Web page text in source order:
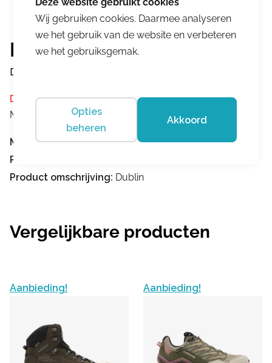
Lowa
Dublin
Dit product is momenteel niet op voorraad.
Merk:
Merk: Lowa
Product nummer:
Product omschrijving: Dublin
Vergelijkbare producten
Aanbieding! Aanbieding!
Wij gebruiken cookies. Daarmee analyseren
we het gebruik van de website en verbeteren
we het gebruiksgemak.
Opties
beheren
Akkoord